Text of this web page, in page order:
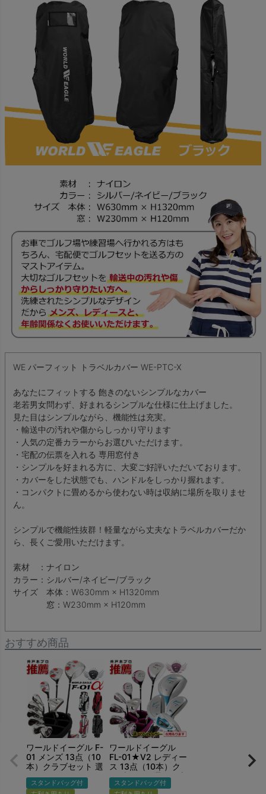
WE パーフィット トラベルカバー WE-PTC-X
あなたにフィットする 飽きのないシンプルなカバー
老若男女問わず、好まれるシンプルな仕様に仕上げました。
見た目はシンプルながら、機能性は充実。
・輸送中の汚れや傷からしっかり守ります
・人気の定番カラーからお選びいただけます。
・宅配の伝票を入れる 専用窓付き
・シンプルを好まれる方に、大変ご好評いただいております。
・カバーをした状態でも、ハンドルをしっかり握れます。
・コンパクトに畳めるから使わない時は収納に場所を取りませ
ん。
シンプルで機能性抜群！軽量ながら丈夫なトラベルカバーだか
ら、長くご愛用いただけます。
素材 ：ナイロン
カラー：シルバー/ネイビー/ブラック
サイズ 本体：W630mm × H1320mm
窓：W230mm × H120mm
おすすめ商品
ワールドイーグル F-
01 メンズ 13点（10
本）クラブセット 選
べる軽量スタンドバ
ッグ付 右用 左用
スタンドバッグ付
ワールドイーグル
FL-01★V2 レディー
ス 13点（10本）ク
ラブセット 選べる専
用スタンドバッグ付
スタンドバッグ付